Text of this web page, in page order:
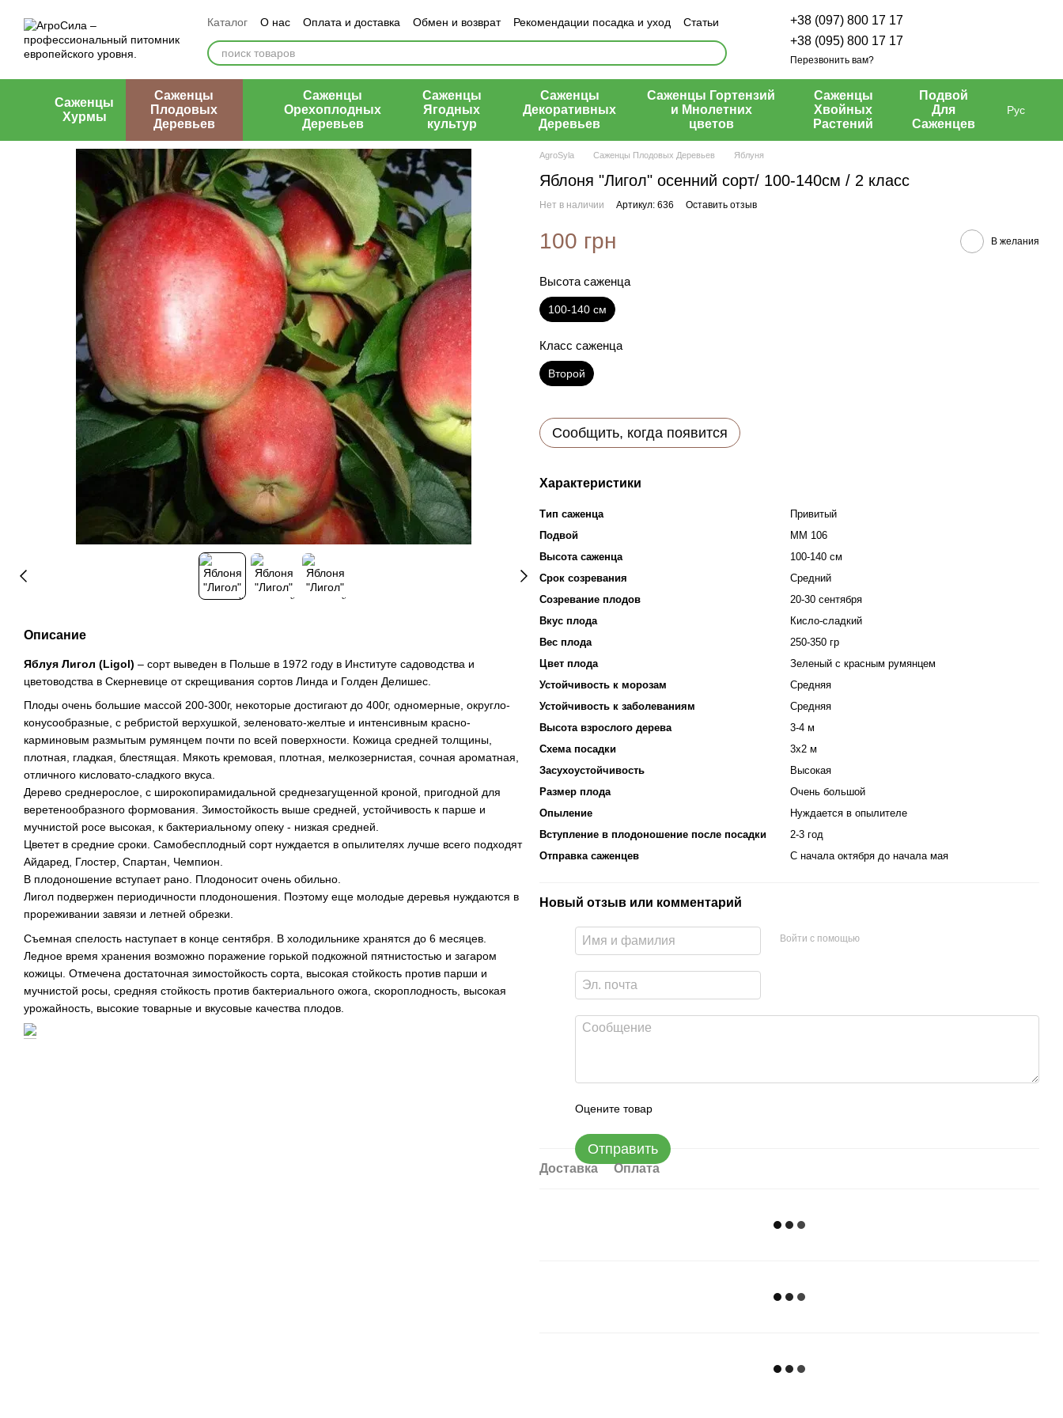
Каталог О нас Оплата и доставка Обмен и возврат Рекомендации посадка и уход
Статьи
Контакты
Отзывы о магазине
+38 (097) 800 17 17
+38 (095) 800 17 17
Перезвонить вам?
Саженцы
Хурмы
Саженцы
Плодовых
Деревьев
Саженцы
Орехоплодных
Деревьев
Саженцы
Ягодных
культур
Саженцы
Декоративных
Деревьев
Саженцы Гортензий
и Мнолетних
цветов
Саженцы
Хвойных
Растений
Подвой
Для
Саженцев
Рус
Описание
Яблуя Лигол (Ligol) – сорт выведен в Польше в 1972 году в Институте садоводства и
цветоводства в Скерневице от скрещивания сортов Линда и Голден Делишес.
Плоды очень большие массой 200-300г, некоторые достигают до 400г, одномерные, округло-
конусообразные, с ребристой верхушкой, зеленовато-желтые и интенсивным красно-
карминовым размытым румянцем почти по всей поверхности. Кожица средней толщины,
плотная, гладкая, блестящая. Мякоть кремовая, плотная, мелкозернистая, сочная ароматная,
отличного кисловато-сладкого вкуса.
Дерево среднерослое, с широкопирамидальной среднезагущенной кроной, пригодной для
веретенообразного формования. Зимостойкость выше средней, устойчивость к парше и
мучнистой росе высокая, к бактериальному опеку - низкая средней.
Цветет в средние сроки. Самобесплодный сорт нуждается в опылителях лучше всего подходят
Айдаред, Глостер, Спартан, Чемпион.
В плодоношение вступает рано. Плодоносит очень обильно.
Лигол подвержен периодичности плодоношения. Поэтому еще молодые деревья нуждаются в
прореживании завязи и летней обрезки.
Съемная спелость наступает в конце сентября. В холодильнике хранятся до 6 месяцев.
Ледное время хранения возможно поражение горькой подкожной пятнистостью и загаром
кожицы. Отмечена достаточная зимостойкость сорта, высокая стойкость против парши и
мучнистой росы, средняя стойкость против бактериального ожога, скороплодность, высокая
урожайность, высокие товарные и вкусовые качества плодов.
AgroSyla Саженцы Плодовых Деревьев Яблуня
Яблоня "Лигол" осенний сорт/ 100-140см / 2 класс
Нет в наличии Артикул: 636 Оставить отзыв
100 грн В желания
Высота саженца
100-140 см
Класс саженца
Второй
Сообщить, когда появится
Характеристики
Тип саженца
Привитый
Подвой
ММ 106
Высота саженца
100-140 см
Срок созревания
Средний
Созревание плодов
20-30 сентября
Вкус плода
Кисло-сладкий
Вес плода
250-350 гр
Цвет плода
Зеленый с красным румянцем
Устойчивость к морозам
Средняя
Устойчивость к заболеваниям
Средняя
Высота взрослого дерева
3-4 м
Схема посадки
3х2 м
Засухоустойчивость
Высокая
Размер плода
Очень большой
Опыление
Нуждается в опылителе
Вступление в плодоношение после посадки
2-3 год
Отправка саженцев
С начала октября до начала мая
Новый отзыв или комментарий
Войти с помощью
Оцените товар
Отправить
Доставка Оплата